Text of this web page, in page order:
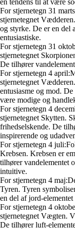
For stjernetegn 31
stjernetegnet
og styrke. De er en del
entusiastiske.
For stjernetegn 31
stjernetegnet
De tilhører
For stjernetegn 4
stjernetegnet
entusiasme og mod.
være modige og
For stjernetegn 4
stjernetegnet Skytten.
frihedselskende. De
inspirerende og
For stjernetegn 4
Krebsen. Krebsen er
tilhører vandelementet
intuitive.
For stjernetegn 4
Tyren. Tyren
en del af jord-
For stjernetegn 4
stjernetegnet Vægten.
De tilhører luft-